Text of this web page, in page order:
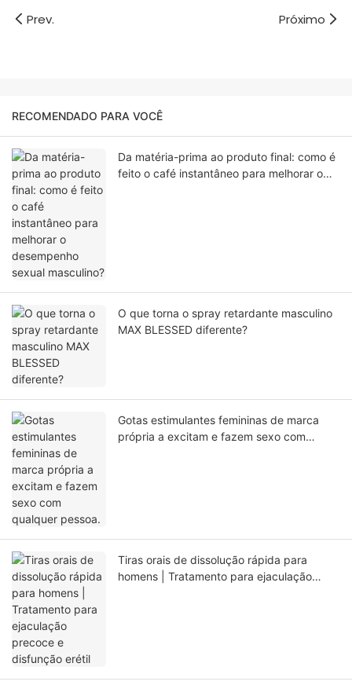
Prev. Próximo
RECOMENDADO PARA VOCÊ
Da matéria-prima ao produto final: como é
feito o café instantâneo para melhorar o
O que torna o spray retardante masculino
MAX BLESSED diferente?
Gotas estimulantes femininas de marca
própria a excitam e fazem sexo com
Tiras orais de dissolução rápida para
homens | Tratamento para ejaculação